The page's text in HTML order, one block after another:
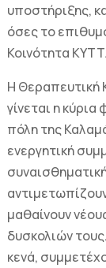
υποστήριξης,
όσες το
Κοινότητα
Η Θεραπευτική
γίνεται η
πόλη της
ενεργητική
μαθαίνουν
δυσκολιών
κενά,